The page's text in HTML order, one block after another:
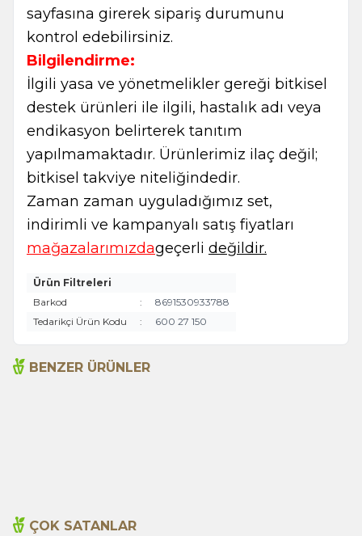
sayfasına girerek sipariş durumunu
kontrol edebilirsiniz.
Bilgilendirme:
İlgili yasa ve yönetmelikler gereği bitkisel
destek ürünleri ile ilgili, hastalık adı veya
endikasyon belirterek tanıtım
yapılmamaktadır. Ürünlerimiz ilaç değil;
bitkisel takviye niteliğindedir.
Zaman zaman uyguladığımız set,
indirimli ve kampanyalı satış fiyatları
mağazalarımızdageçerli değildir.
Ürün Filtreleri
Barkod
:
8691530933788
Tedarikçi Ürün Kodu
: 600 27 150
BENZER ÜRÜNLER
ÇOK SATANLAR